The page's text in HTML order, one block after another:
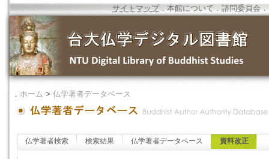
サイトマップ．本館について ．諮問委員会 ．
． ホーム > 仏学著者データベース
仏学著者検索 検索結果 仏学著者データベース 資料改正